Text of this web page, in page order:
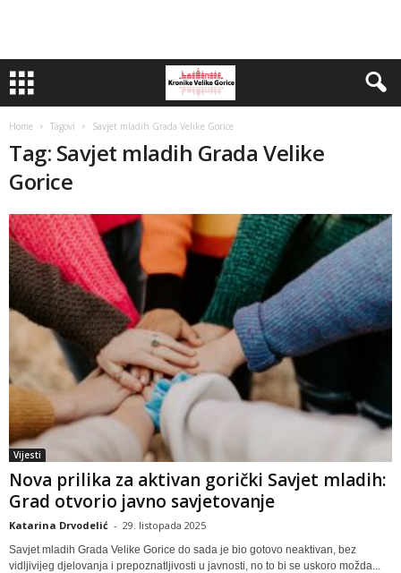
Home Tagovi Savjet mladih Grada Velike Gorice
Tag: Savjet mladih Grada Velike
Gorice
Vijesti
Nova prilika za aktivan gorički Savjet mladih:
Grad otvorio javno savjetovanje
Katarina Drvodelić - 29. listopada 2025
Savjet mladih Grada Velike Gorice do sada je bio gotovo neaktivan, bez
vidljivijeg djelovanja i prepoznatljivosti u javnosti, no to bi se uskoro možda...